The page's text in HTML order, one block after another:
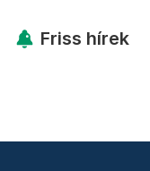
Friss hírek